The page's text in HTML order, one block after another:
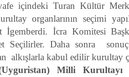
içindeki Turan Kültür
organlarının seçimi
İgemberdi. İcra Komitesi
Seçilirler. Daha sonra
alkışlarla kabul edilir kurultay
Milli